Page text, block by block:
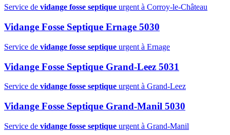
Service de vidange fosse septique urgent à Corroy-le-Château
Vidange Fosse Septique Ernage 5030
Service de vidange fosse septique urgent à Ernage
Vidange Fosse Septique Grand-Leez 5031
Service de vidange fosse septique urgent à Grand-Leez
Vidange Fosse Septique Grand-Manil 5030
Service de vidange fosse septique urgent à Grand-Manil